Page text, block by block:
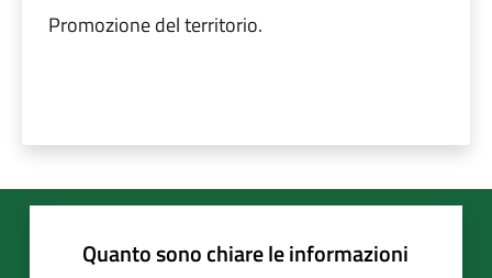
Promozione del territorio.
Quanto sono chiare le informazioni